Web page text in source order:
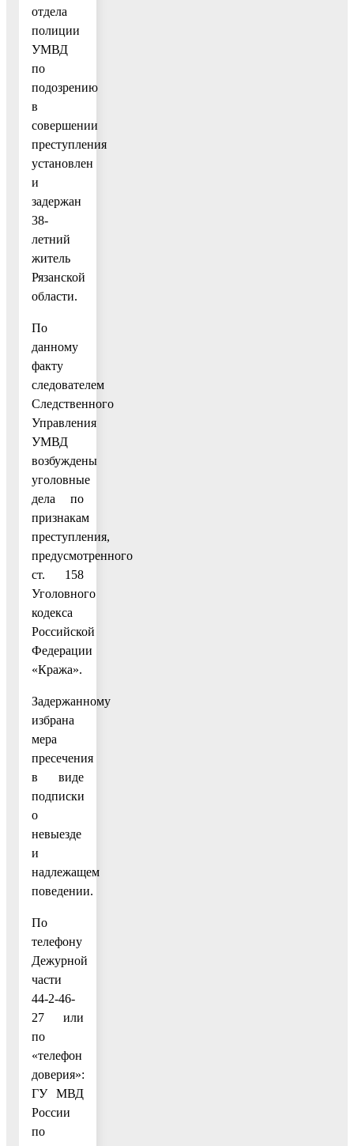
отдела
полиции
УМВД
по
подозрению
в
совершении
преступления
установлен
и
задержан
38-
летний
житель
Рязанской
области.
По
данному
факту
следователем
Следственного
Управления
УМВД
возбуждены
уголовные
дела по
признакам
преступления,
предусмотренного
ст. 158
Уголовного
кодекса
Российской
Федерации
«Кража».
Задержанному
избрана
мера
пресечения
в виде
подписки
о
невыезде
и
надлежащем
поведении.
По
телефону
Дежурной
части
44-2-46-
27 или
по
«телефон
доверия»:
ГУ МВД
России
по